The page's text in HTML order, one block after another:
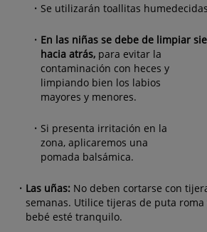
Se utilizarán toallitas
En las niñas se debe de limpiar
hacia atrás, para evitar la
contaminación con heces y
limpiando bien los labios
mayores y menores.
Si presenta irritación en la
zona, aplicaremos una
pomada balsámica.
Las uñas: No deben cortarse con
semanas. Utilice tijeras de puta
bebé esté tranquilo.